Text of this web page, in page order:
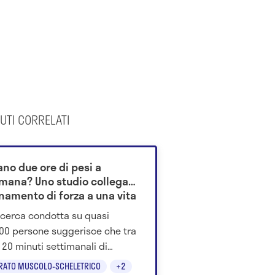
CORRELATI
MUSCOLO-SCHELETRICO +2
due ore di pesi a
Uno studio collega
di forza a una vita
condotta su quasi
persone suggerisce che tra
minuti settimanali di
con i pesi potrebbero